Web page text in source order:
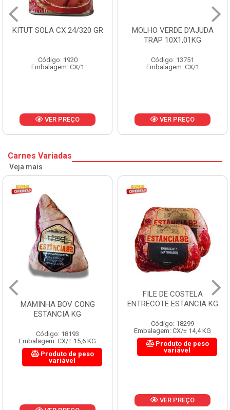
Código: 1920
Embalagem: CX/1
VER PREÇO
MOLHO VERDE D'AJUDA
TRAP 10X1,01KG
Código: 13751
Embalagem: CX/1
VER PREÇO
Carnes Variadas
Veja mais
MAMINHA BOV CONG
Código: 18193
Embalagem: CX/± 15,6 KG
Produto de peso
variável
FILE DE COSTELA
Código: 18299
Embalagem: CX/± 14,4 KG
Produto de peso
variável
VER PREÇO